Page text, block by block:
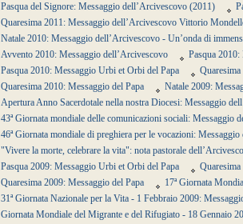
Pasqua del Signore: Messaggio dell’Arcivescovo (2011)
Quaresima 2011: Messaggio dell’Arcivescovo Vittorio
Natale 2010: Messaggio dell’Arcivescovo - Un’onda di
Avvento 2010: Messaggio dell’Arcivescovo
Pasqua
Pasqua 2010: Messaggio Urbi et Orbi del Papa
Quaresima 2010: Messaggio del Papa
Natale 2009:
Apertura Anno Sacerdotale nella nostra Diocesi: Messaggio
43ª Giornata mondiale delle comunicazioni sociali: Messaggio
46ª Giornata mondiale di preghiera per le vocazioni: Messaggio
"Vivere la morte, celebrare la vita": nota pastorale
Pasqua 2009: Messaggio Urbi et Orbi del Papa
Quaresima 2009: Messaggio del Papa
17ª Giornata
31ª Giornata Nazionale per la Vita - 1 Febbraio 2009:
Giornata Mondiale del Migrante e del Rifugiato - 18 Gennaio